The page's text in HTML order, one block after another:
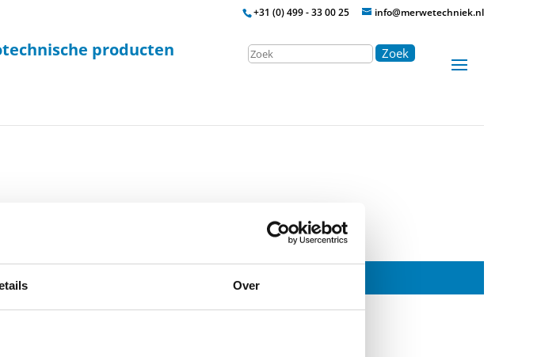
Over
+31 (0) 499 - 33 00 25 info@merwetechniek.nl
producten Zoek
gegevens